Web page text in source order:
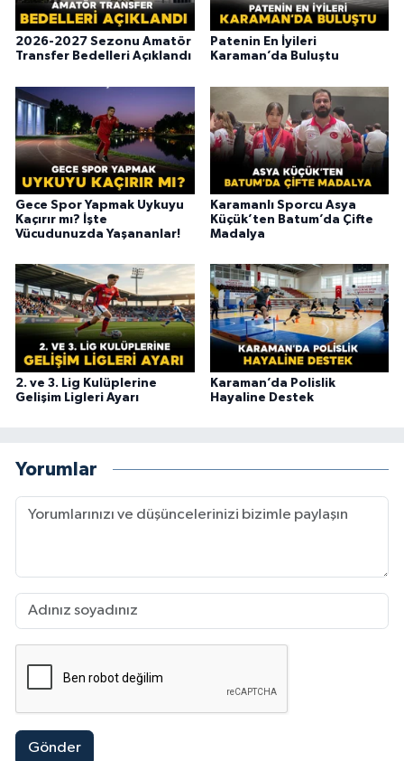
2026-2027 Sezonu Amatör
Transfer Bedelleri Açıklandı
Patenin En İyileri
Karaman’da Buluştu
Gece Spor Yapmak Uykuyu
Kaçırır mı? İşte
Vücudunuzda Yaşananlar!
Karamanlı Sporcu Asya
Küçük’ten Batum’da Çifte
Madalya
2. ve 3. Lig Kulüplerine
Gelişim Ligleri Ayarı
Karaman’da Polislik
Hayaline Destek
Yorumlar
Gönder